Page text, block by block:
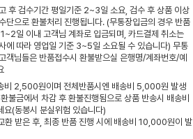
후 검수기간 평일기준 2~3일 소요, 검수 후 상품 이상
단으로 환불처리 진행됩니다. (무통장입금의 경우 반품
일 이내 고객님 계좌로 입금되며, 카드결제 취소는
에 따라 영업일 기준 3~5일 소요될 수 있습니다) 무통
객님들은 반품접수시 환불받으실 은행명/계좌번호/예
비 2,500원이며 전체반품시엔 배송비 5,000원 발생
불금에서 차감 후 환불진행됨으로 상품 반송시 배송비
요(동봉시 분실위험 있습니다)
환 받은 후, 최종 반품 진행 시에 배송비 10,000원이 발